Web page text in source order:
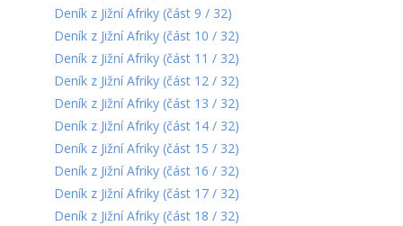
Deník z Jižní Afriky (část 9 / 32)
Deník z Jižní Afriky (část 10 / 32)
Deník z Jižní Afriky (část 11 / 32)
Deník z Jižní Afriky (část 12 / 32)
Deník z Jižní Afriky (část 13 / 32)
Deník z Jižní Afriky (část 14 / 32)
Deník z Jižní Afriky (část 15 / 32)
Deník z Jižní Afriky (část 16 / 32)
Deník z Jižní Afriky (část 17 / 32)
Deník z Jižní Afriky (část 18 / 32)